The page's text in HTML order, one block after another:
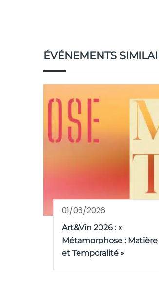
ÉVÉNEMENTS
01/06/2026
Art&Vin 2026 : «
Métamorphose : Matière
et Temporalité »